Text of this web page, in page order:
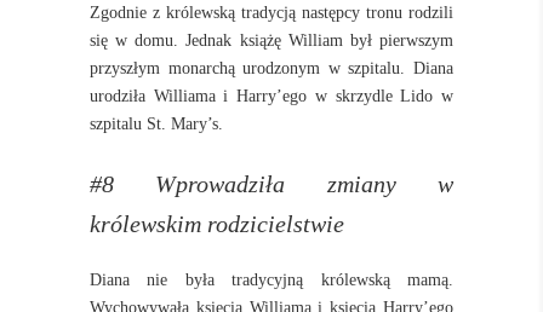
Zgodnie z królewską tradycją następcy tronu rodzili
się w domu. Jednak książę William był pierwszym
przyszłym monarchą urodzonym w szpitalu. Diana
urodziła Williama i Harry’ego w skrzydle Lido w
szpitalu St. Mary’s.
#8 Wprowadziła zmiany w
królewskim rodzicielstwie
Diana nie była tradycyjną królewską mamą.
Wychowywała księcia Williama i księcia Harry’ego